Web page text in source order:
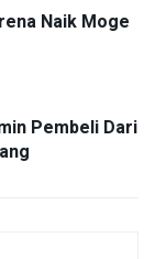
Naik Moge
Pembeli Dari